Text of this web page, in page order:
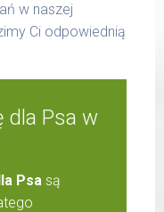
w naszej
Ci odpowiednią
dla Psa w
Psa są